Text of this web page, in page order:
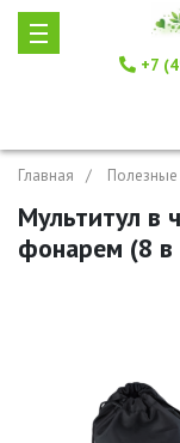
+7
Главная Полезные
Мультитул в
фонарем (8 в